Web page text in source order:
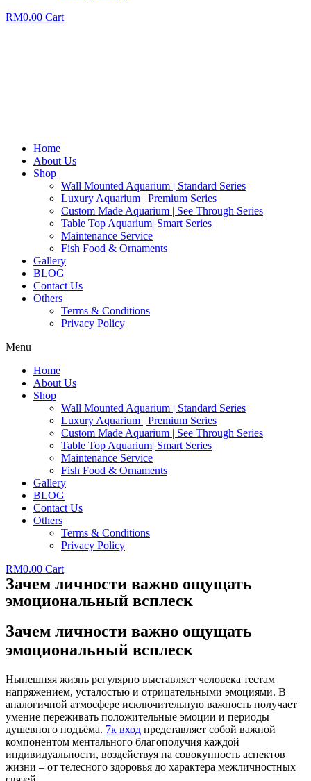
RM0.00 Cart
Home
About Us
Shop
Wall Mounted Aquarium | Standard Series
Luxury Aquarium | Premium Series
Custom Made Aquarium | See Through Series
Table Top Aquarium| Smart Series
Maintenance Service
Fish Food & Ornaments
Gallery
BLOG
Contact Us
Others
Terms & Conditions
Privacy Policy
Menu
Home
About Us
Shop
Wall Mounted Aquarium | Standard Series
Luxury Aquarium | Premium Series
Custom Made Aquarium | See Through Series
Table Top Aquarium| Smart Series
Maintenance Service
Fish Food & Ornaments
Gallery
BLOG
Contact Us
Others
Terms & Conditions
Privacy Policy
RM0.00 Cart
Зачем личности важно ощущать
эмоциональный всплеск
Зачем личности важно ощущать
эмоциональный всплеск
Нынешняя жизнь регулярно выставляет человека тестам
напряжением, усталостью и отрицательными эмоциями. В
аналогичной атмосфере исключительную важность получает
умение переживать положительные эмоции и периоды
душевного подъёма. 7к вход представляет собой важной
компонентом ментального благополучия каждой
индивидуальности, воздействуя на совокупность аспектов
жизни – от телесного здоровья до характера межличностных